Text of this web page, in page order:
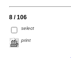
8 / 106
select
print